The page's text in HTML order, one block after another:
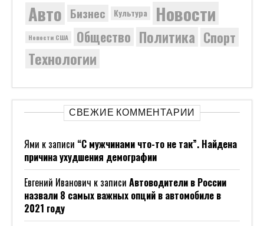
Авто Бизнес Культура Новости
Новости США Общество Политика Спорт
Технологии
СВЕЖИЕ КОММЕНТАРИИ
Ями к записи “С мужчинами что-то не так”. Найдена
причина ухудшения демографии
Евгений Иванович к записи Автоводители в России
назвали 8 самых важных опций в автомобиле в
2021 году